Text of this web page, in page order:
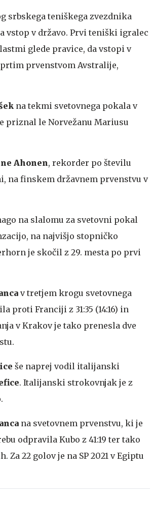
srbskega teniškega zvezdnika
vstop v državo. Prvi teniški igralec
glede pravice, da vstopi v
prvenstvom Avstralije,
na tekmi svetovnega pokala v
priznal le Norvežanu Mariusu
Ahonen, rekorder po številu
na finskem državnem prvenstvu v
na slalomu za svetovni pokal
na najvišjo stopničko
je skočil z 29. mesta po prvi
v tretjem krogu svetovnega
proti Franciji z 31:35 (14:16) in
v Krakov je tako prenesla dve
še naprej vodil italijanski
. Italijanski strokovnjak je z
na svetovnem prvenstvu, ki je
odpravila Kubo z 41:19 ter tako
22 golov je na SP 2021 v Egiptu